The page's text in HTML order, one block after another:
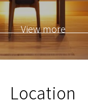
View more
Location